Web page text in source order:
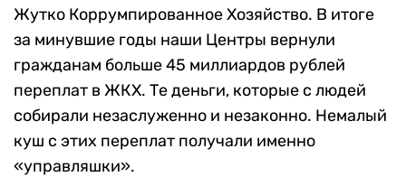
Жутко Коррумпированное Хозяйство. В итоге
за минувшие годы наши Центры вернули
гражданам больше 45 миллиардов рублей
переплат в ЖКХ. Те деньги, которые с людей
собирали незаслуженно и незаконно. Немалый
куш с этих переплат получали именно
«управляшки».